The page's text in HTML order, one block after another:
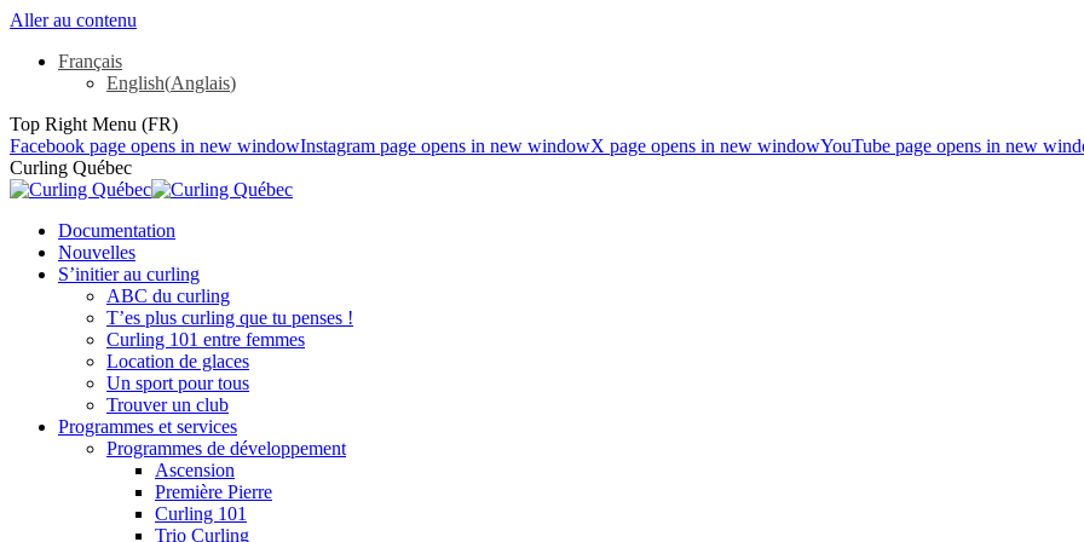
Aller au contenu
Français
English(Anglais)
Top Right Menu (FR)
Facebook page opens in new windowInstagram page opens in new windowX page opens in new windowYouTube page opens in new
Curling Québec
Documentation
Nouvelles
S’initier au curling
ABC du curling
T’es plus curling que tu penses !
Curling 101 entre femmes
Location de glaces
Un sport pour tous
Trouver un club
Programmes et services
Programmes de développement
Ascension
Première Pierre
Curling 101
Trio Curling